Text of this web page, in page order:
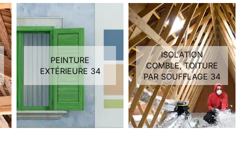
PEINTURE
EXTÉRIEURE 34
ISOLATION
COMBLE, TOITURE
PAR SOUFFLAGE 34